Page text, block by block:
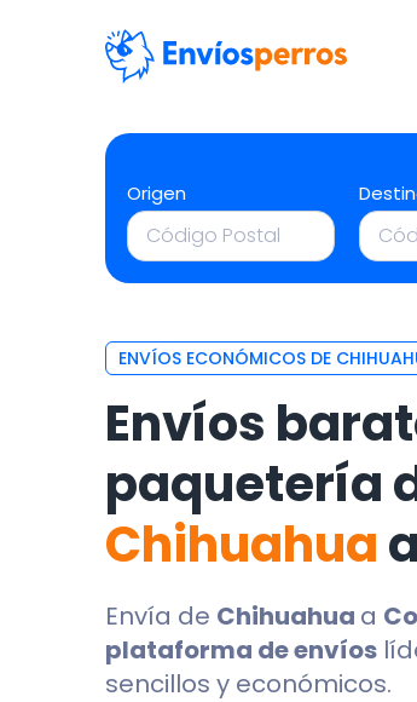
Origen
ENVÍOS ECONÓMICOS DE
Envíos
paquetería
Chihuahuaa
Envía de Chihuahua a
plataforma de envíos
sencillos y económicos.